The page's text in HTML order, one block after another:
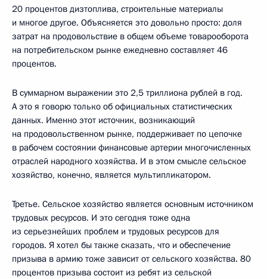
20 процентов дизтоплива, строительные материалы
и многое другое. Объясняется это довольно просто: доля
затрат на продовольствие в общем объеме товарооборота
на потребительском рынке ежедневно составляет 46
процентов.
В суммарном выражении это 2,5 триллиона рублей в год.
А это я говорю только об официальных статистических
данных. Именно этот источник, возникающий
на продовольственном рынке, поддерживает по цепочке
в рабочем состоянии финансовые артерии многочисленных
отраслей народного хозяйства. И в этом смысле сельское
хозяйство, конечно, является мультипликатором.
Третье. Сельское хозяйство является основным источником
трудовых ресурсов. И это сегодня тоже одна
из серьезнейших проблем и трудовых ресурсов для
городов. Я хотел бы также сказать, что и обеспечение
призыва в армию тоже зависит от сельского хозяйства. 80
процентов призыва состоит из ребят из сельской